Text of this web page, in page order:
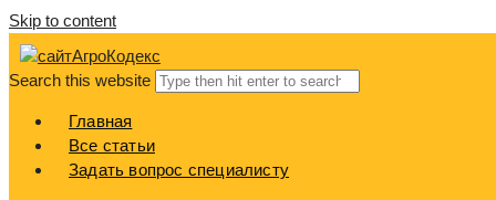
Skip to content
АгроКодекс
Search this website
Главная
Все статьи
Задать вопрос специалисту